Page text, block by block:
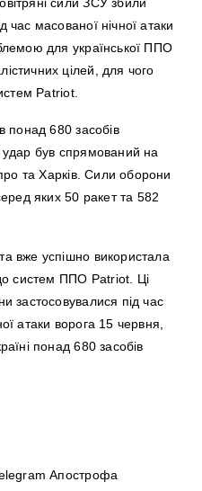
масованої нічної атаки
для української ППО
цілей, для чого
Patriot.
понад 680 засобів
був спрямований на
та Харків. Сили оборони
яких 50 ракет та 582
вже успішно використала
систем ППО Patriot. Ці
застосовувалися під час
атаки ворога 15 червня,
понад 680 засобів
Апострофа